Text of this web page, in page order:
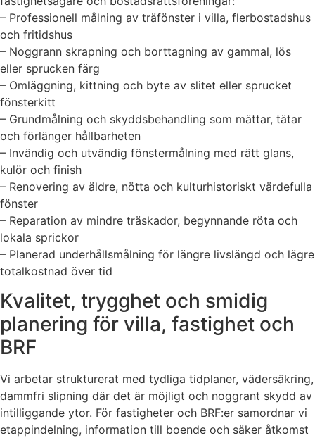
– Professionell målning av träfönster i villa, flerbostadshus
och fritidshus
– Noggrann skrapning och borttagning av gammal, lös
eller sprucken färg
– Omläggning, kittning och byte av slitet eller sprucket
fönsterkitt
– Grundmålning och skyddsbehandling som mättar, tätar
och förlänger hållbarheten
– Invändig och utvändig fönstermålning med rätt glans,
kulör och finish
– Renovering av äldre, nötta och kulturhistoriskt värdefulla
fönster
– Reparation av mindre träskador, begynnande röta och
lokala sprickor
– Planerad underhållsmålning för längre livslängd och lägre
totalkostnad över tid
Kvalitet, trygghet och smidig
planering för villa, fastighet och
BRF
Vi arbetar strukturerat med tydliga tidplaner, vädersäkring,
dammfri slipning där det är möjligt och noggrant skydd av
intilliggande ytor. För fastigheter och BRF:er samordnar vi
etappindelning, information till boende och säker åtkomst